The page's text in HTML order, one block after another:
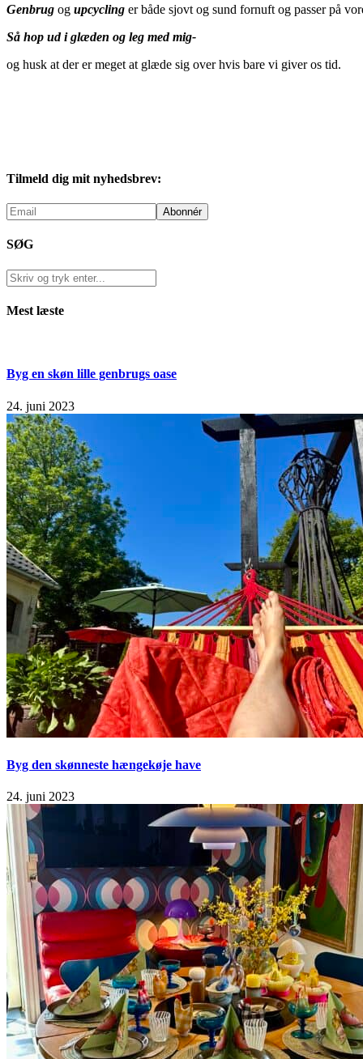
Genbrug og upcycling er både sjovt og sund fornuft og passer på
Så hop ud i glæden og leg med mig-
og husk at der er meget at glæde sig over hvis bare vi giver os tid.
Tilmeld dig mit nyhedsbrev:
SØG
Mest læste
Byg en skøn lille genbrugs oase
24. juni 2023
Byg den skønneste hængekøje have
24. juni 2023